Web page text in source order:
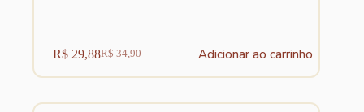
R$34,90
O
preço
era:
R$ 29,88O
preço
é:
Adicionar ao carrinho